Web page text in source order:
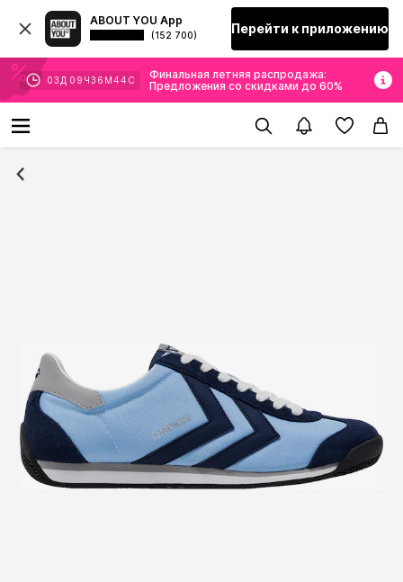
ABOUT YOU App
(152 700) Перейти к приложению
03 Д 09 Ч36 М44 С
Финальная летняя распродажа:
Предложения со скидками до 60%